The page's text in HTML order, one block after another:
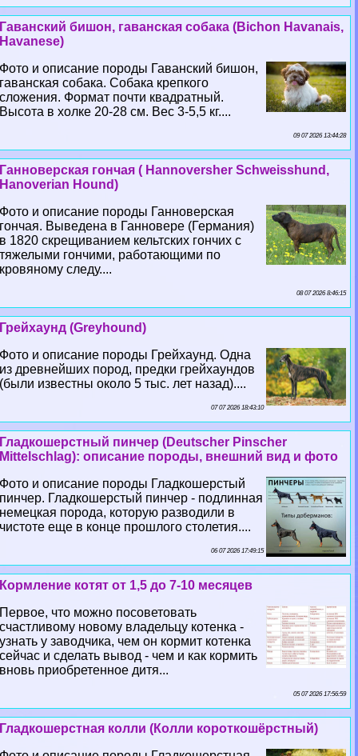
Гаванский бишон, гаванская собака (Bichon Havanais,
Havanese)
Фото и описание породы Гаванский бишон,
гаванская собака. Собака крепкого
сложения. Формат почти квадратный.
Высота в холке 20-28 см. Вес 3-5,5 кг....
09 07 2026 13:44:28
Ганноверская гончая ( Hannoversher Schweisshund,
Hanoverian Hound)
Фото и описание породы Ганноверская
гончая. Выведена в Ганновере (Германия)
в 1820 скрещиванием кельтских гончих с
тяжелыми гончими, работающими по
кровяному следу....
08 07 2026 8:46:15
Грейхаунд (Greyhound)
Фото и описание породы Грейхаунд. Одна
из древнейших пород, предки грейхаундов
(были известны около 5 тыс. лет назад)....
07 07 2026 18:43:10
Гладкошерстный пинчер (Deutscher Pinscher
Mittelschlag): описание породы, внешний вид и фото
Фото и описание породы Гладкошерстый
пинчер. Гладкошерстый пинчер - подлинная
немецкая порода, которую разводили в
чистоте еще в конце прошлого столетия....
06 07 2026 17:49:15
Кормление котят от 1,5 до 7-10 месяцев
Первое, что можно посоветовать
счастливому новому владельцу котенка -
узнать у заводчика, чем он кормит котенка
сейчас и сделать вывод - чем и как кормить
вновь приобретенное дитя...
05 07 2026 17:56:59
Гладкошерстная колли (Колли короткошёрстный)